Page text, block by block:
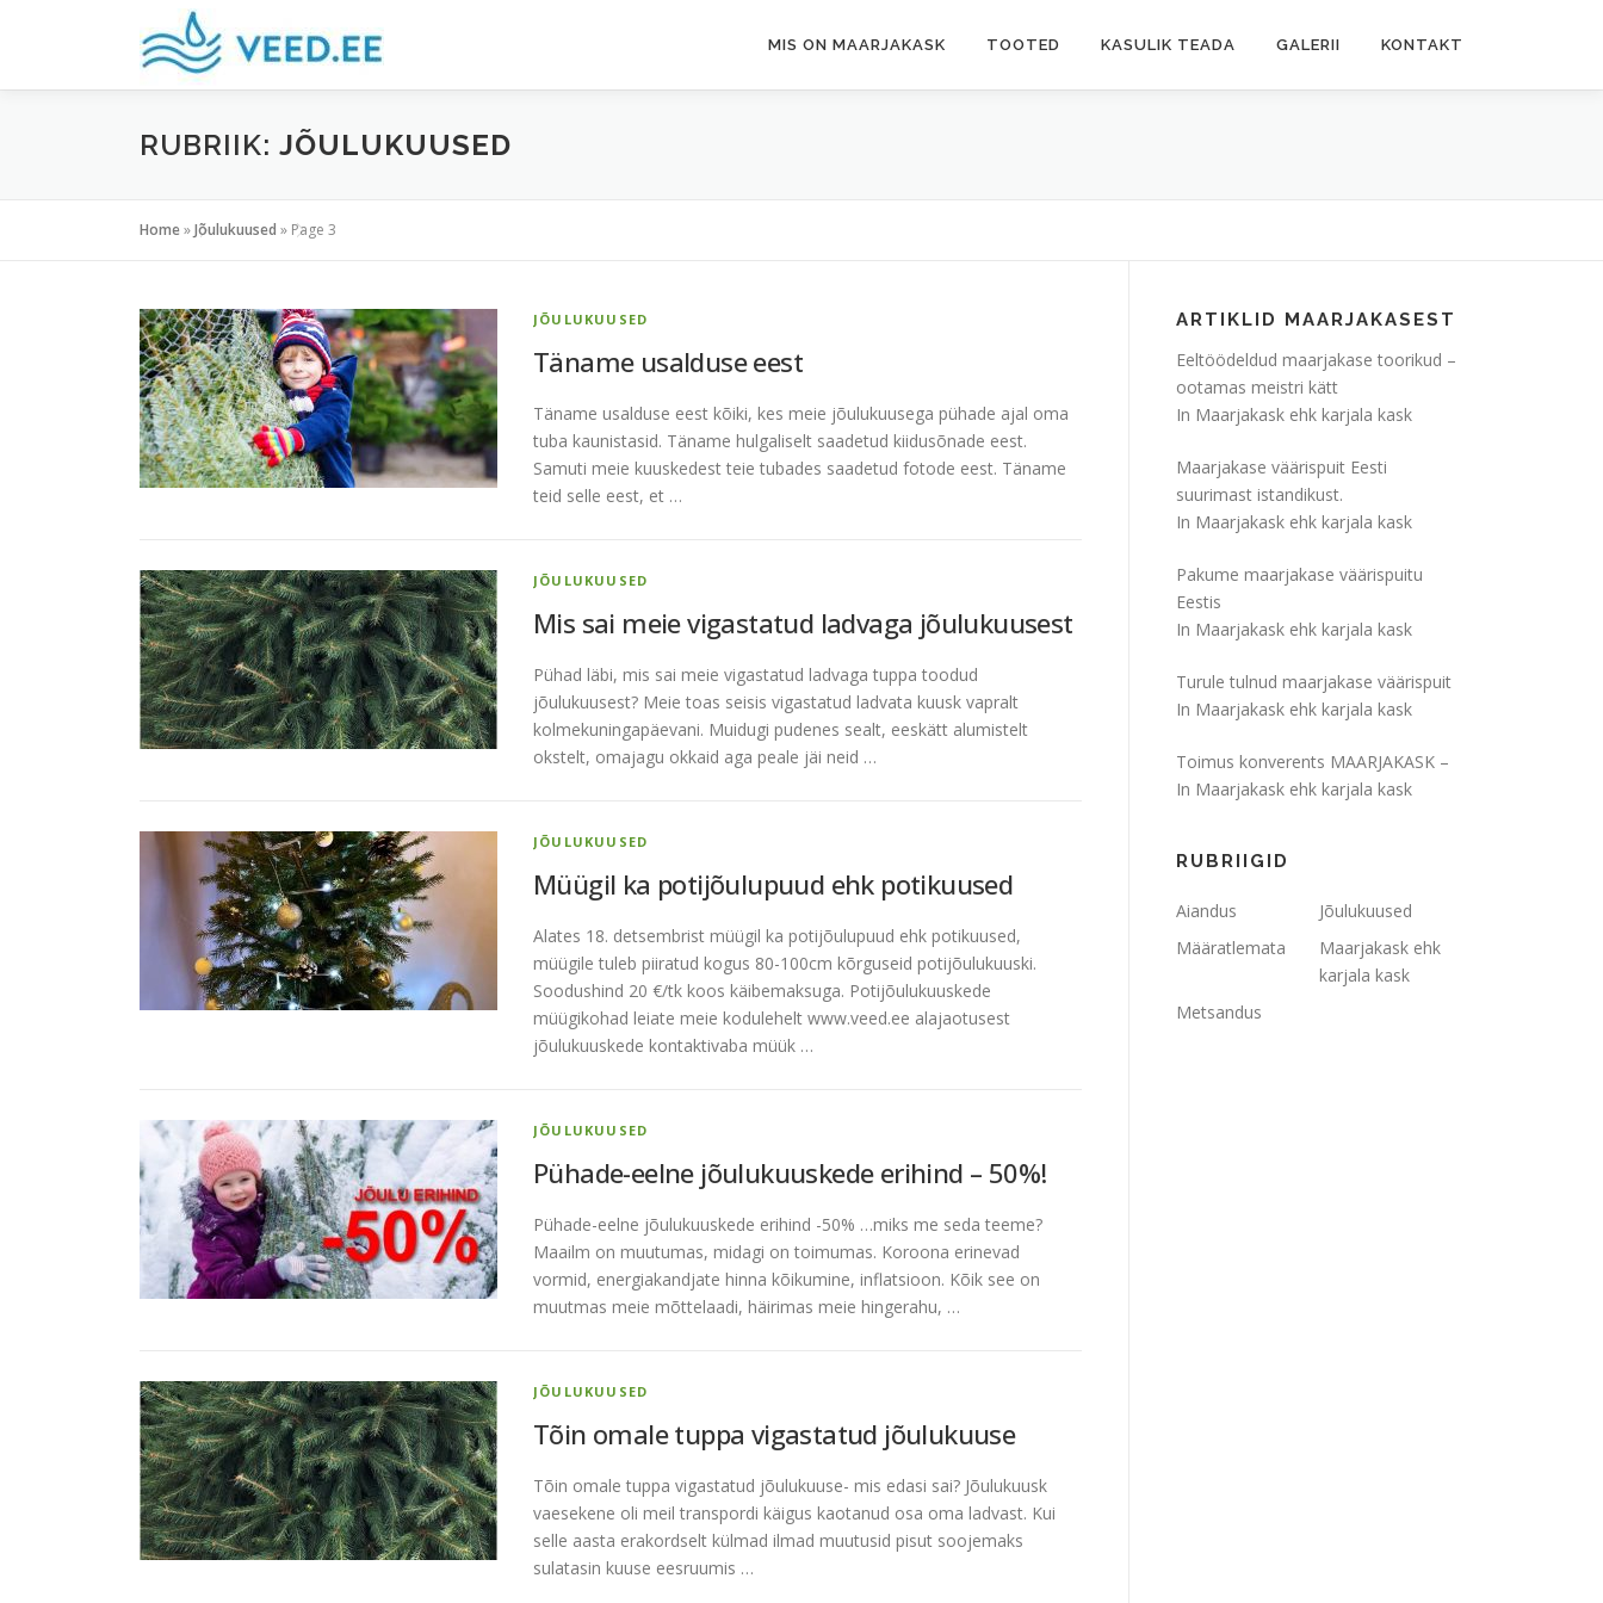
MIS ON MAARJAKASK TOOTED KASULIK TEADA GALERII KONTAKT
RUBRIIK: JÕULUKUUSED
Home»Jõulukuused » Page 3
JÕULUKUUSED
Täname usalduse eest
Täname usalduse eest kõiki, kes meie jõulukuusega pühade ajal oma
tuba kaunistasid. Täname hulgaliselt saadetud kiidusõnade eest.
Samuti meie kuuskedest teie tubades saadetud fotode eest. Täname
teid selle eest, et …
JÕULUKUUSED
Mis sai meie vigastatud ladvaga jõulukuusest
Pühad läbi, mis sai meie vigastatud ladvaga tuppa toodud
jõulukuusest? Meie toas seisis vigastatud ladvata kuusk vapralt
kolmekuningapäevani. Muidugi pudenes sealt, eeskätt alumistelt
okstelt, omajagu okkaid aga peale jäi neid …
JÕULUKUUSED
Müügil ka potijõulupuud ehk potikuused
Alates 18. detsembrist müügil ka potijõulupuud ehk potikuused,
müügile tuleb piiratud kogus 80-100cm kõrguseid potijõulukuuski.
Soodushind 20 €/tk koos käibemaksuga. Potijõulukuuskede
müügikohad leiate meie kodulehelt www.veed.ee alajaotusest
jõulukuuskede kontaktivaba müük …
JÕULUKUUSED
Pühade-eelne jõulukuuskede erihind – 50%!
Pühade-eelne jõulukuuskede erihind -50% …miks me seda teeme?
Maailm on muutumas, midagi on toimumas. Koroona erinevad
vormid, energiakandjate hinna kõikumine, inflatsioon. Kõik see on
muutmas meie mõttelaadi, häirimas meie hingerahu, …
JÕULUKUUSED
Tõin omale tuppa vigastatud jõulukuuse
Tõin omale tuppa vigastatud jõulukuuse- mis edasi sai? Jõulukuusk
vaesekene oli meil transpordi käigus kaotanud osa oma ladvast. Kui
selle aasta erakordselt külmad ilmad muutusid pisut soojemaks
sulatasin kuuse eesruumis …
ARTIKLID MAARJAKASEST
Eeltöödeldud maarjakase toorikud –
ootamas meistri kätt
In Maarjakask ehk karjala kask
Maarjakase väärispuit Eesti
suurimast istandikust.
In Maarjakask ehk karjala kask
Pakume maarjakase väärispuitu
Eestis
In Maarjakask ehk karjala kask
Turule tulnud maarjakase väärispuit
In Maarjakask ehk karjala kask
Toimus konverents MAARJAKASK –
In Maarjakask ehk karjala kask
RUBRIIGID
Aiandus
Jõulukuused
Määratlemata
Maarjakask ehk
karjala kask
Metsandus